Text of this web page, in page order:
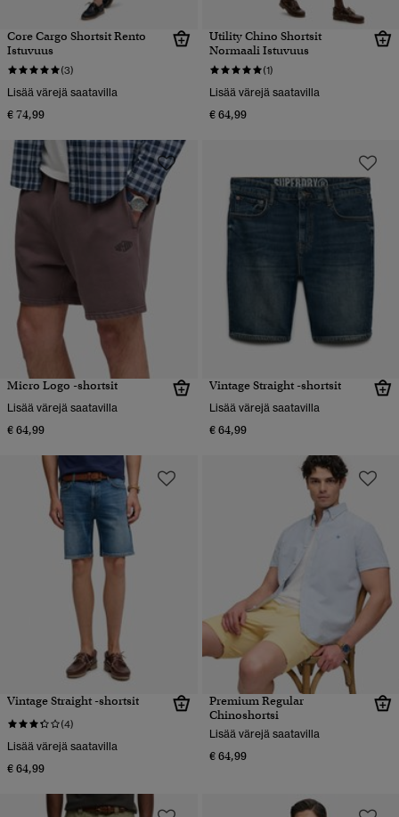
Core Cargo Shortsit Rento
Istuvuus
(3)
Lisää värejä saatavilla
€ 74,99
Utility Chino Shortsit
Normaali Istuvuus
(1)
Lisää värejä saatavilla
€ 64,99
Micro Logo -shortsit
Lisää värejä saatavilla
€ 64,99
Vintage Straight -shortsit
Lisää värejä saatavilla
€ 64,99
Vintage Straight -shortsit
(4)
Lisää värejä saatavilla
€ 64,99
Premium Regular
Chinoshortsi
Lisää värejä saatavilla
€ 64,99